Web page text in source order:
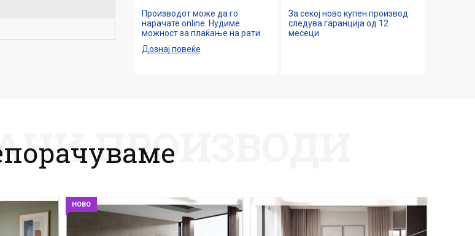
Производот може да го
нарачате online. Нудиме
можност за плаќање на рати.
Дознај повеќе
За секој ново купен производ
следува гаранција од 12
месеци.
ПРОИЗВОДИ
НОВО